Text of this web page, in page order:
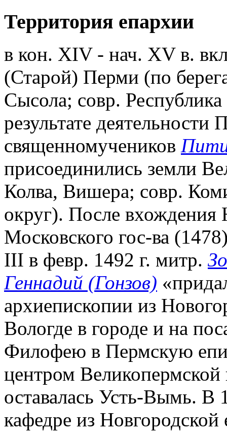
Территория епархии
в кон. XIV - нач. XV в.
(Старой) Перми (по
Сысола; совр.
результате деятельности
священномучеников
присоединились земли
Колва, Вишера; совр.
округ). После вхождения
Московского гос-ва
III в февр. 1492 г. митр.
Геннадий (Гонзов)
архиепископии из
Вологде в городе и на
Филофею в Пермскую
центром
оставалась Усть-Вымь. В
кафедре из